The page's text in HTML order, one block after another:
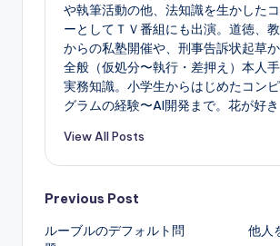
や執筆活動の他、法知識を生かした
ーとしてＴＶ番組にも出演。道徳、
からの私塾開催や、刑事告訴状起草
全般（仮処分〜執行・差押え）本人
実務知識。小学生からはじめたコン
グラムの経験〜AI開発まで。花が好き
View All Posts
Post
Previous Post
ルーブルのデフォルト問
他人